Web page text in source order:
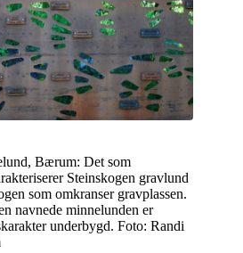
Bærum: Det som
Steinskogen gravlund
som omkranser gravplassen.
navnede minnelunden er
underbygd. Foto: Randi